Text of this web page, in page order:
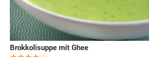
Brokkolisuppe mit Ghee